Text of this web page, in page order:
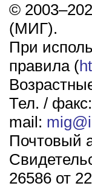
©
(МИГ).
При
правила (
Тел. /
mail:
Почтовый
26586 от